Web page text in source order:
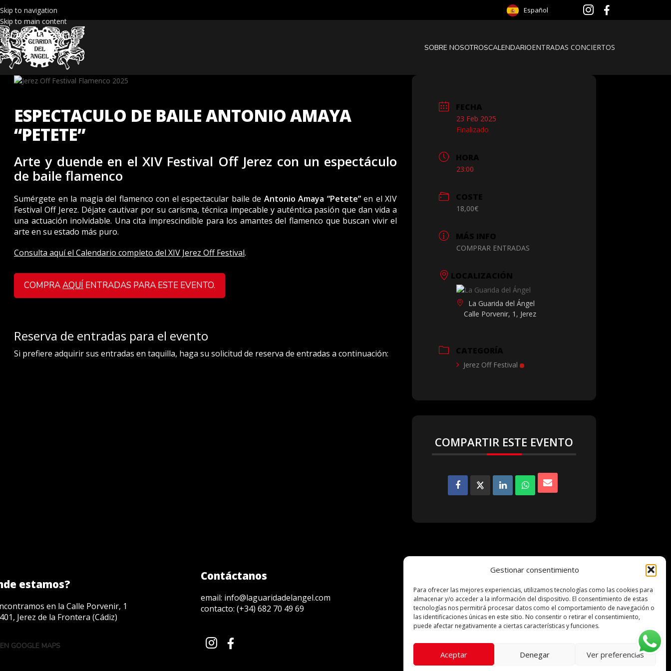
Gestionar consentimiento
Para ofrecer las mejores experiencias, utilizamos tecnologías como las cookies para
almacenar y/o acceder a la información del dispositivo. El consentimiento de estas
tecnologías nos permitirá procesar datos como el comportamiento de navegación o
las identificaciones únicas en este sitio. No consentir o retirar el consentimiento,
puede afectar negativamente a ciertas características y funciones.
Aceptar Denegar Ver preferencias
Skip to navigation
Skip to main content
Español
SOBRE NOSOTROSCALENDARIOENTRADAS CONCIERTOS
ESPECTACULO DE BAILE ANTONIO AMAYA
“PETETE”
Arte y duende en el XIV Festival Off Jerez con un espectáculo
de baile flamenco
Sumérgete en la magia del flamenco con el espectacular baile de Antonio Amaya “Petete”en el XIV
Festival Off Jerez. Déjate cautivar por su carisma, técnica impecable y auténtica pasión que dan vida a
una actuación inolvidable. Una cita imprescindible para los amantes del flamenco que buscan vivir el
arte en su estado más puro.
Consulta aquí el Calendario completo del XIV Jerez Off Festival.
COMPRAAQUÍ ENTRADAS PARA ESTE EVENTO.
Reserva de entradas para el evento
Si prefiere adquirir sus entradas en taquilla, haga su solicitud de reserva de entradas a continuación:
FECHA
23 Feb 2025
Finalizado
HORA
23:00
COSTE
18,00€
MÁS INFO
COMPRAR ENTRADAS
LOCALIZACIÓN
La Guarida del Ángel
Calle Porvenir, 1, Jerez
CATEGORÍA
Jerez Off Festival
COMPARTIR ESTE EVENTO
estamos?
en la Calle Porvenir, 1
Jerez de la Frontera (Cádiz)
GOOGLE MAPS
Contáctanos
email: info@laguaridadelangel.com
contacto: (+34) 682 70 49 69
Patrocinadores